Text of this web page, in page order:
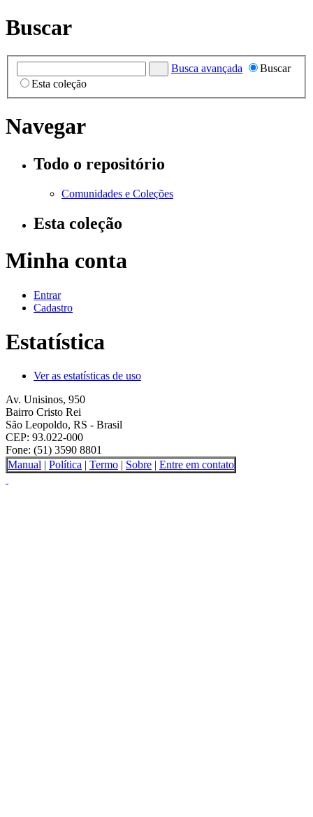
Buscar
Busca avançada
Buscar
Esta coleção
Navegar
Todo o repositório
Comunidades e Coleções
Esta coleção
Minha conta
Entrar
Cadastro
Estatística
Ver as estatísticas de uso
Av. Unisinos, 950
Bairro Cristo Rei
São Leopoldo, RS - Brasil
CEP: 93.022-000
Fone: (51) 3590 8801
Manual | Política | Termo | Sobre | Entre em contato